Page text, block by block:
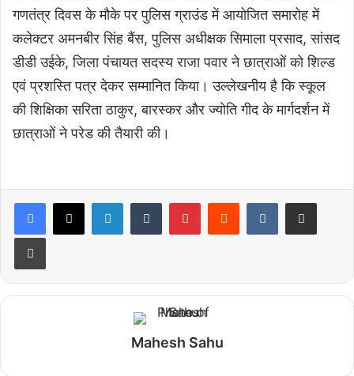
गणतंत्र दिवस के मौके पर पुलिस ग्राउंड में आयोजित समारोह में
कलेक्टर अमनबीर सिंह बैंस, पुलिस अधीक्षक सिमाला प्रसाद, सांसद
डीडी उईके, जिला पंचायत सदस्य राजा पवार ने छात्राओं को शिल्ड
एवं प्रशस्ति पत्र देकर सम्मानित किया। उल्लेखनीय है कि स्कूल
की शिक्षिका सरिता ठाकुर, बारस्कर और ज्योति गीद के मार्गदर्शन में
छात्राओं ने परेड की तैयारी की।
Mahesh Sahu